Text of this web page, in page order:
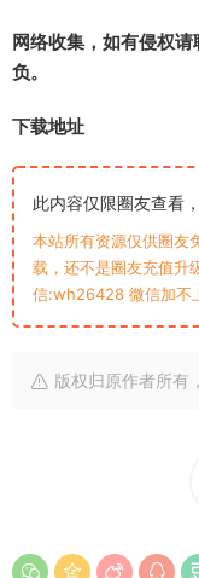
网络收集，如有侵权
负。
下载地址
此内容仅限圈友查看
本站所有资源仅供圈友
载，还不是圈友充值升
信:wh26428 微信加不
版权归原作者所有